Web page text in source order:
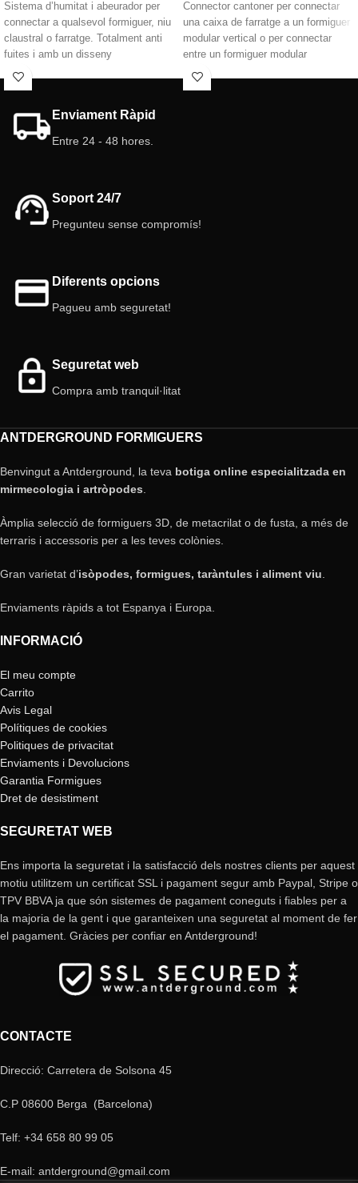
Sistema d’humitat i abeurador per
connectar a qualsevol formiguer, niu
claustral o farratge. Totalment anti
fuites i amb un disseny
Connector cantoner per connectar
una caixa de farratge a un formiguer
modular vertical o per connectar
entre un formiguer modular
Enviament Ràpid
Entre 24 - 48 hores.
Soport 24/7
Pregunteu sense compromís!
Diferents opcions
Pagueu amb seguretat!
Seguretat web
Compra amb tranquil·litat
ANTDERGROUND FORMIGUERS
Benvingut a Antderground, la teva botiga online especialitzada en
mirmecologia i artròpodes
Àmplia selecció de formiguers 3D, de metacrilat o de fusta, a més de
terraris i accessoris per a les teves colònies.
Gran varietat d’isòpodes, formigues, taràntules i aliment viu
Enviaments ràpids a tot Espanya i Europa.
INFORMACIÓ
El meu compte
Carrito
Avis Legal
Polítiques de cookies
Politiques de privacitat
Enviaments i Devolucions
Garantia Formigues
Dret de desistiment
SEGURETAT WEB
Ens importa la seguretat i la satisfacció dels nostres clients per aquest
motiu utilitzem un certificat SSL i pagament segur amb Paypal, Stripe o
TPV BBVA ja que són sistemes de pagament coneguts i fiables per a
la majoria de la gent i que garanteixen una seguretat al moment de fer
el pagament. Gràcies per confiar en Antderground!
CONTACTE
Direcció: Carretera de Solsona 45
C.P 08600 Berga (Barcelona)
Telf: +34 658 80 99 05
E-mail: antderground@gmail.com